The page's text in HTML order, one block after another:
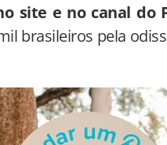
site e no canal do
brasileiros pela